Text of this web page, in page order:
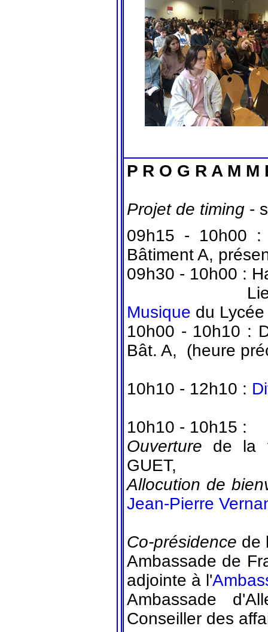
P R O G R A M M
Projet de timing -
09h15 - 10h00
Bâtiment A,
09h30 - 10h00 :
Lied
Musique du
10h00 - 10h10 :
Bât. A, (heure
10h10 - 12h10 :
10h10 - 10h15 :
Ouverture de la
GUET,
Allocution de
Jean-Pierre
Co-présidence de
Ambassade de
adjointe à l'
Ambassade
Conseiller des